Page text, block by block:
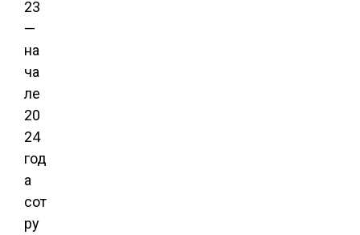
23
—
на
ча
ле
20
24
год
а
сот
ру